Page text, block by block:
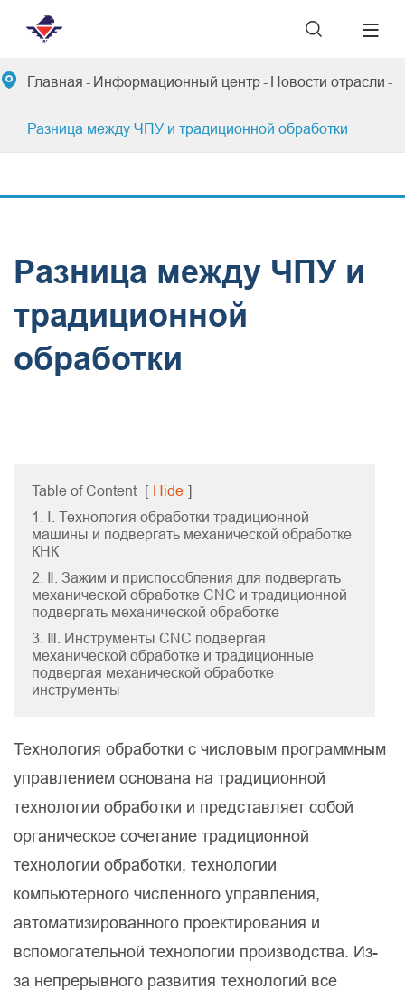

 Главная Информационный центр Новости отрасли
Разница между ЧПУ и традиционной обработки
Разница между ЧПУ и
традиционной
обработки
Table of Content [ Hide ]
1. Ⅰ. Технология обработки традиционной
машины и подвергать механической обработке
КНК
2. Ⅱ. Зажим и приспособления для подвергать
механической обработке CNC и традиционной
подвергать механической обработке
3. Ⅲ. Инструменты CNC подвергая
механической обработке и традиционные
подвергая механической обработке
инструменты
Технология обработки с числовым программным
управлением основана на традиционной
технологии обработки и представляет собой
органическое сочетание традиционной
технологии обработки, технологии
компьютерного численного управления,
автоматизированного проектирования и
вспомогательной технологии производства. Из-
за непрерывного развития технологий все